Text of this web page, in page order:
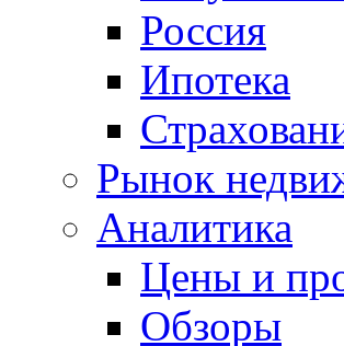
Россия
Ипотека
Рынок
Аналитика
Цены и
Обзоры